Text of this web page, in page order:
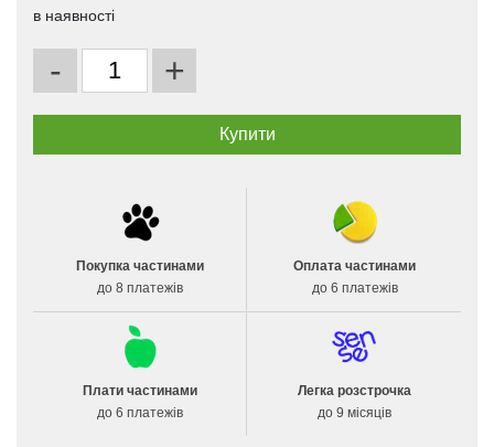
в наявності
- +
Покупка частинами
до 8 платежів
Оплата частинами
до 6 платежів
Плати частинами
до 6 платежів
Легка розстрочка
до 9 місяців